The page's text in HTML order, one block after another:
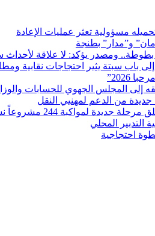
مسؤولية تعثر عمليات الإعادة
و”مدار” بطنجة
ومصدر يؤكد: لا علاقة لأحداث
باب سبتة يثير احتجاجات نقابية
من الدعم لمهنيي النقل
المحلي
احتجاجية